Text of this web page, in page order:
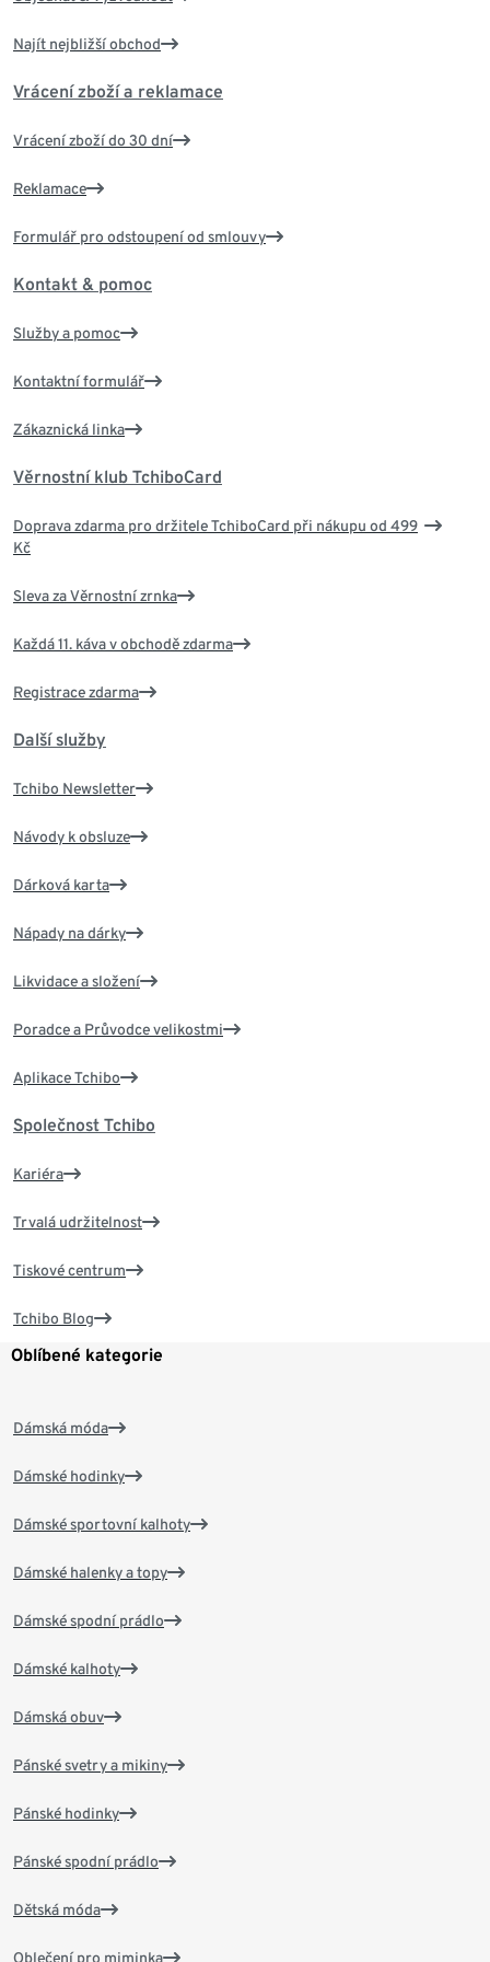
Najít nejbližší obchod
Vrácení zboží a reklamace
Vrácení zboží do 30 dní
Reklamace
Formulář pro odstoupení od smlouvy
Kontakt & pomoc
Služby a pomoc
Kontaktní formulář
Zákaznická linka
Věrnostní klub TchiboCard
Doprava zdarma pro držitele TchiboCard při nákupu od 499
Kč
Sleva za Věrnostní zrnka
Každá 11. káva v obchodě zdarma
Registrace zdarma
Další služby
Tchibo Newsletter
Návody k obsluze
Dárková karta
Nápady na dárky
Likvidace a složení
Poradce a Průvodce velikostmi
Aplikace Tchibo
Společnost Tchibo
Kariéra
Trvalá udržitelnost
Tiskové centrum
Tchibo Blog
Oblíbené kategorie
Dámská móda
Dámské hodinky
Dámské sportovní kalhoty
Dámské halenky a topy
Dámské spodní prádlo
Dámské kalhoty
Dámská obuv
Pánské svetry a mikiny
Pánské hodinky
Pánské spodní prádlo
Dětská móda
Oblečení pro miminka